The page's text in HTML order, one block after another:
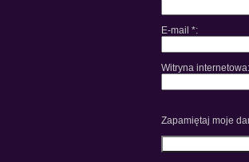
E-mail *
Witryna internetowa
Zapamiętaj moje